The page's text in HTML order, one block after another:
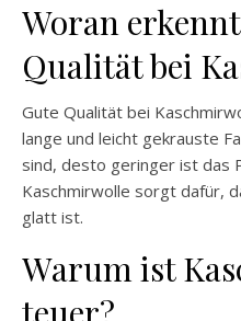
Woran
Qualität bei
Gute Qualität bei
lange und leicht gekrauste
sind, desto geringer ist das
Kaschmirwolle sorgt dafür,
glatt ist.
Warum ist